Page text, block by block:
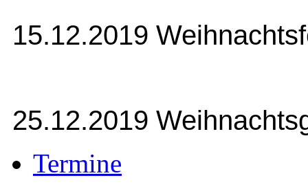
15.12.2019
25.12.2019
Termine